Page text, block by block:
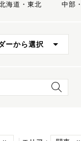
海道・東北 中部
ーから選択